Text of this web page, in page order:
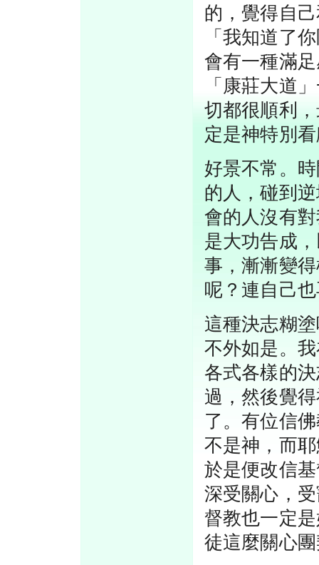
的，覺得自
「我知道了
會有一種滿
「康莊大道
切都很順利
定是神特別
好景不常。
的人，碰到
會的人沒有
是大功告成
事，漸漸變
呢？連自己
這種決志糊
不外如是。
各式各樣的
過，然後覺
了。有位信
不是神，而
於是便改信
深受關心，
督教也一定
徒這麼關心